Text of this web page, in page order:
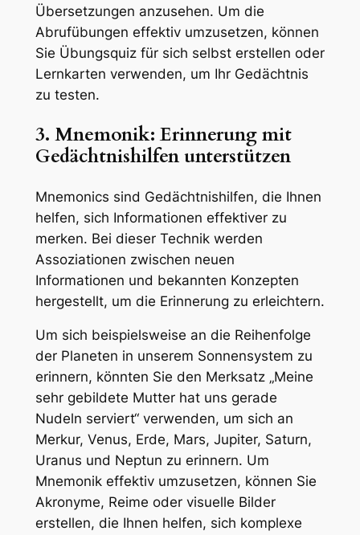
Übersetzungen anzusehen. Um die
Abrufübungen effektiv umzusetzen, können
Sie Übungsquiz für sich selbst erstellen oder
Lernkarten verwenden, um Ihr Gedächtnis
zu testen.
3. Mnemonik: Erinnerung mit
Gedächtnishilfen unterstützen
Mnemonics sind Gedächtnishilfen, die Ihnen
helfen, sich Informationen effektiver zu
merken. Bei dieser Technik werden
Assoziationen zwischen neuen
Informationen und bekannten Konzepten
hergestellt, um die Erinnerung zu erleichtern.
Um sich beispielsweise an die Reihenfolge
der Planeten in unserem Sonnensystem zu
erinnern, könnten Sie den Merksatz „Meine
sehr gebildete Mutter hat uns gerade
Nudeln serviert“ verwenden, um sich an
Merkur, Venus, Erde, Mars, Jupiter, Saturn,
Uranus und Neptun zu erinnern. Um
Mnemonik effektiv umzusetzen, können Sie
Akronyme, Reime oder visuelle Bilder
erstellen, die Ihnen helfen, sich komplexe